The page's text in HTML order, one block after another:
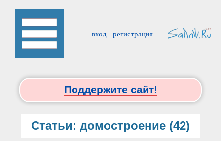
вход - регистрация
Поддержите сайт!
Статьи: домостроение (42)